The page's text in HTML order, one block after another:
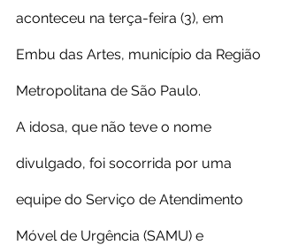
aconteceu na terça-feira (3), em
Embu das Artes, município da Região
Metropolitana de São Paulo.
A idosa, que não teve o nome
divulgado, foi socorrida por uma
equipe do Serviço de Atendimento
Móvel de Urgência (SAMU) e